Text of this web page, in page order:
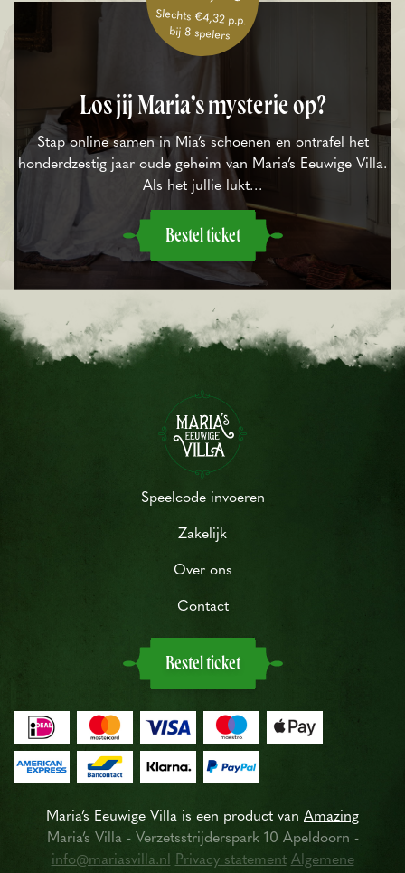
Slechts €4,32 p.p.
bij 8 spelers
Los jij Maria’s mysterie op?
Stap online samen in Mia’s schoenen en ontrafel het
honderdzestig jaar oude geheim van Maria’s Eeuwige Villa.
Als het jullie lukt…
Bestel ticket
Speelcode invoeren
Zakelijk
Over ons
Contact
Bestel ticket
Maria’s Eeuwige Villa is een product van Amazing
Maria’s Villa - Verzetsstrijderspark 10 Apeldoorn -
info@mariasvilla.nl Privacy statement Algemene